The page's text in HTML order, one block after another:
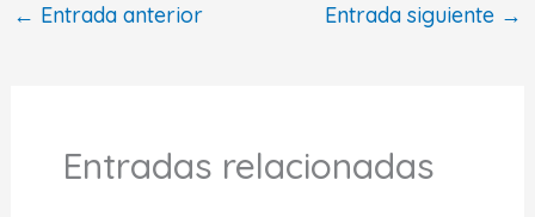
← Entrada anterior Entrada siguiente →
Entradas relacionadas